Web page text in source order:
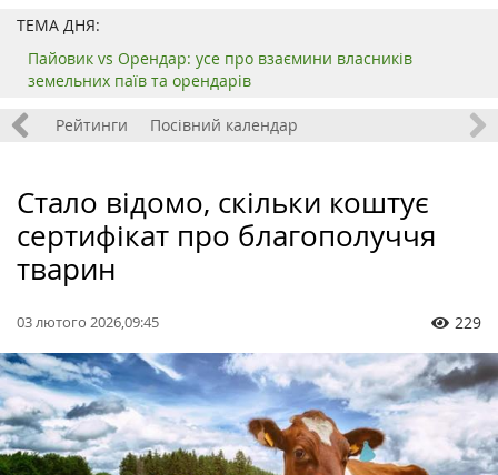
ТЕМА ДНЯ:
Пайовик vs Орендар: усе про взаємини власників
земельних паїв та орендарів
Рейтинги Посівний календар
Стало відомо, скільки коштує
сертифікат про благополуччя
тварин
03 лютого 2026,09:45 229